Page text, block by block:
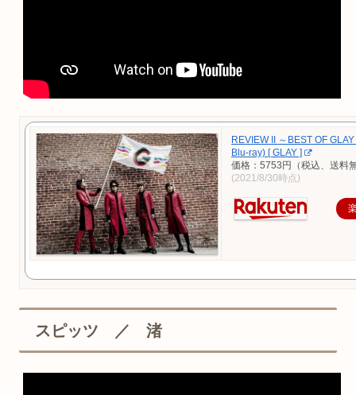
REVIEW II ～BEST OF
Blu-ray) [ GLAY ]
価格：5753円（税込、送料
(2021/8/30時点)
スピッツ ／ 渚